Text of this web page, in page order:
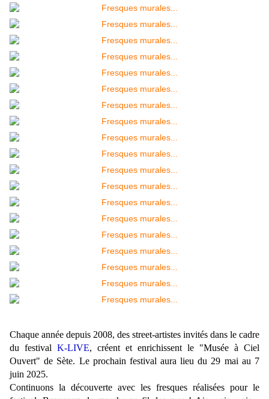
Chaque année depuis 2008, des street-artistes invités dans le cadre
du festival K-LIVE, créent et enrichissent le "Musée à Ciel
Ouvert" de Sète. Le prochain festival aura lieu du 29 mai au 7
juin 2025.
Continuons la découverte avec les fresques réalisées pour le